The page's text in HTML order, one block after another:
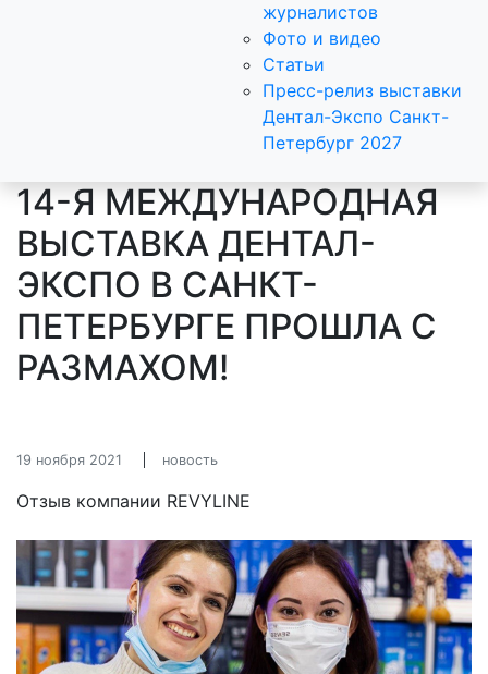
журналистов
Фото и видео
Статьи
Пресс-релиз выставки
Дентал-Экспо Санкт-
Петербург 2027
14-Я МЕЖДУНАРОДНАЯ
ВЫСТАВКА ДЕНТАЛ-
ЭКСПО В САНКТ-
ПЕТЕРБУРГЕ ПРОШЛА С
РАЗМАХОМ!
19 ноября 2021 новость
Отзыв компании REVYLINE